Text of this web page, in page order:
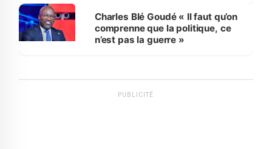
Charles Blé Goudé « Il faut qu’on
comprenne que la politique, ce
n’est pas la guerre »
PUBLICITÉ